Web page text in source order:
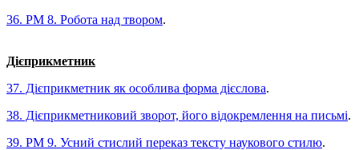
36. РМ 8. Робота над твором.
Дієприкметник
37. Дієприкметник як особлива форма дієслова.
38. Дієприкметниковий зворот, його відокремлення на письмі.
39. РМ 9. Усний стислий переказ тексту наукового стилю.